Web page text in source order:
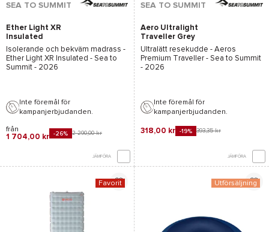
SEA TO SUMMIT
Ether Light XR
Insulated
Isolerande och bekväm madrass -
Ether Light XR Insulated - Sea to
Summit - 2026
Inte föremål för
kampanjerbjudanden.
från
1 704,00 kr -26% 2 290,00 kr
JÄMFÖRA
SEA TO SUMMIT
Aero Ultralight
Traveller Grey
Ultralätt resekudde - Aeros
Premium Traveller - Sea to Summit
- 2026
Inte föremål för
kampanjerbjudanden.
318,00 kr -19% 393,35 kr
JÄMFÖRA
Favorit Utförsäljning